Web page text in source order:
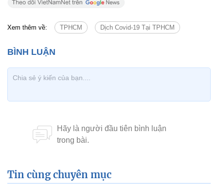
Xem thêm về: TPHCM Dịch Covid-19 Tại TPHCM
Tin cùng chuyên mục